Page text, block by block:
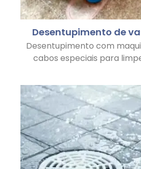
Desentupimento de
Desentupimento com
cabos especiais para